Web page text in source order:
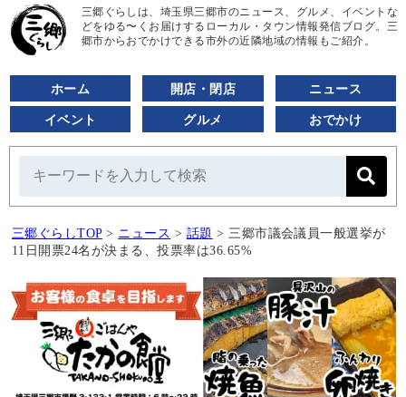
三郷ぐらしは、埼玉県三郷市のニュース、グルメ、イベントな
どをゆる〜くお届けするローカル・タウン情報発信ブログ。三
郷市からおでかけできる市外の近隣地域の情報もご紹介。
ホーム 開店・閉店 ニュース
イベント グルメ おでかけ
三郷ぐらしTOP > ニュース > 話題 > 三郷市議会議員一般選挙が
11日開票24名が決まる、投票率は36.65%